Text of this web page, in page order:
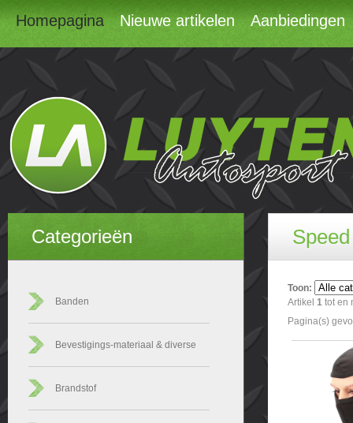
Homepagina Nieuwe artikelen Aanbiedingen
Categorieën
Banden
Bevestigings-materiaal & diverse
Brandstof
Speed
Toon:
Artikel 1 tot en
Pagina(s)